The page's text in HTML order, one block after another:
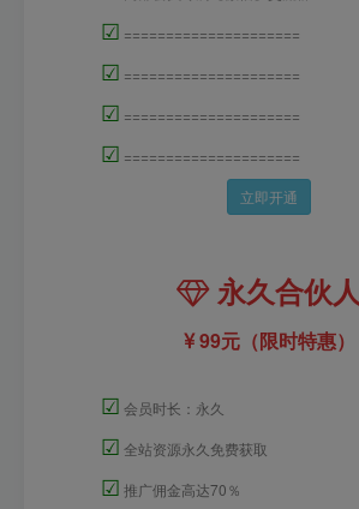
☑ =====================
☑ =====================
☑ =====================
☑ =====================
立即开通
永久合伙人
99元（限时特惠）
☑ 会员时长：永久
☑ 全站资源永久免费获取
☑ 推广佣金高达70％